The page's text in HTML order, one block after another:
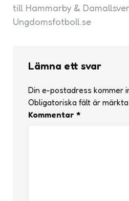
till Hammarby &
Ungdomsfotboll.se
Lämna ett svar
Din e-postadress kommer
Obligatoriska fält är märkta
Kommentar *